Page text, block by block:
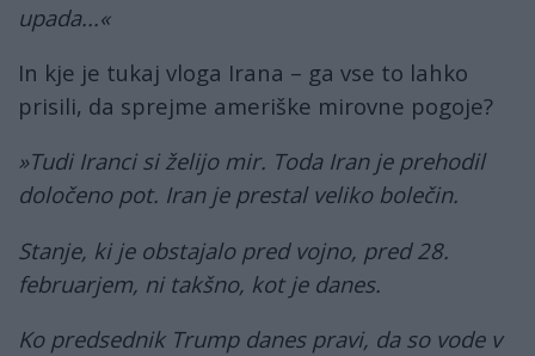
upada...«
In kje je tukaj vloga Irana – ga vse to lahko
prisili, da sprejme ameriške mirovne pogoje?
»Tudi Iranci si želijo mir. Toda Iran je prehodil
določeno pot. Iran je prestal veliko bolečin.
Stanje, ki je obstajalo pred vojno, pred 28.
februarjem, ni takšno, kot je danes.
Ko predsednik Trump danes pravi, da so vode v